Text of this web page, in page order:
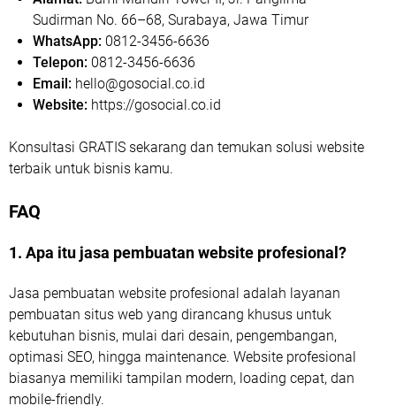
Sudirman No. 66–68, Surabaya, Jawa Timur
WhatsApp: 0812-3456-6636
Telepon: 0812-3456-6636
Email: hello@gosocial.co.id
Website: https://gosocial.co.id
Konsultasi GRATIS sekarang dan temukan solusi website
terbaik untuk bisnis kamu.
FAQ
1. Apa itu jasa pembuatan website profesional?
Jasa pembuatan website profesional adalah layanan
pembuatan situs web yang dirancang khusus untuk
kebutuhan bisnis, mulai dari desain, pengembangan,
optimasi SEO, hingga maintenance. Website profesional
biasanya memiliki tampilan modern, loading cepat, dan
mobile-friendly.